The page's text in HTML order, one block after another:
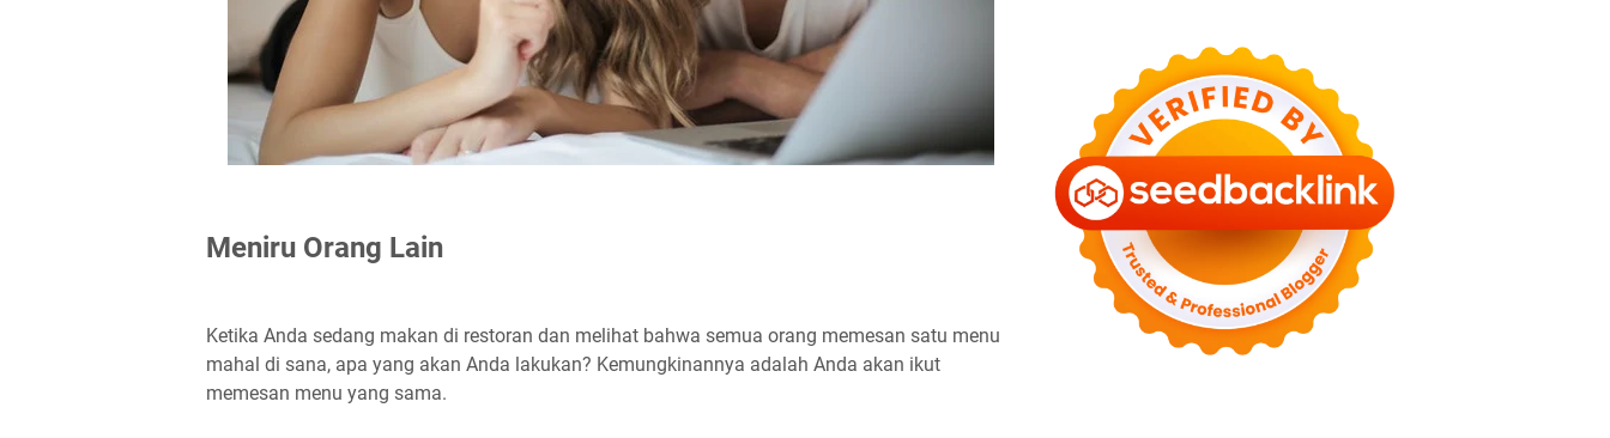
Meniru Orang Lain
Ketika Anda sedang makan di restoran dan melihat bahwa semua orang memesan satu menu
mahal di sana, apa yang akan Anda lakukan? Kemungkinannya adalah Anda akan ikut
memesan menu yang sama.